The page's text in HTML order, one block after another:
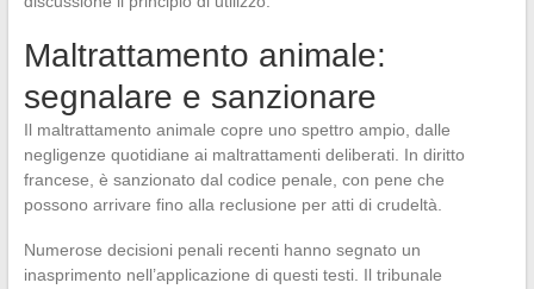
Maltrattamento animale:
segnalare e sanzionare
Il maltrattamento animale copre uno spettro ampio, dalle
negligenze quotidiane ai maltrattamenti deliberati. In diritto
francese, è sanzionato dal codice penale, con pene che
possono arrivare fino alla reclusione per atti di crudeltà.
Numerose decisioni penali recenti hanno segnato un
inasprimento nell’applicazione di questi testi. Il tribunale